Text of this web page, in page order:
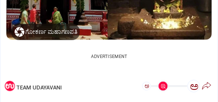
ಗೋಕರ್ಣ ಮಹಾಗಣಪತಿ
ADVERTISEMENT
TEAM UDAYAVANI ಅ ಅ